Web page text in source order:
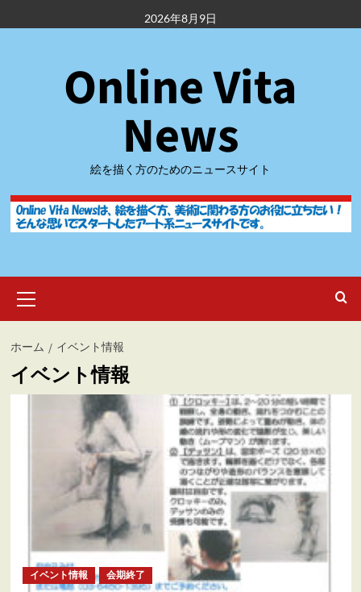
容
2026年8月9日
Online Vita
News
絵を描く方のためのニュースサイト
イ
ン
ニ
ュ
ー
ホーム イベント情報
イベント情報
イベント情報 会期終了